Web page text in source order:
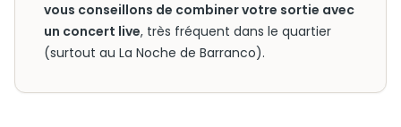
vous conseillons de combiner votre sortie avec
un concert live, très fréquent dans le quartier
(surtout au La Noche de Barranco).